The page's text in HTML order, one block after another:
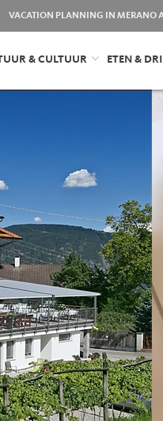
VACATION PLANNING IN MERANO
& CULTUUR ETEN &